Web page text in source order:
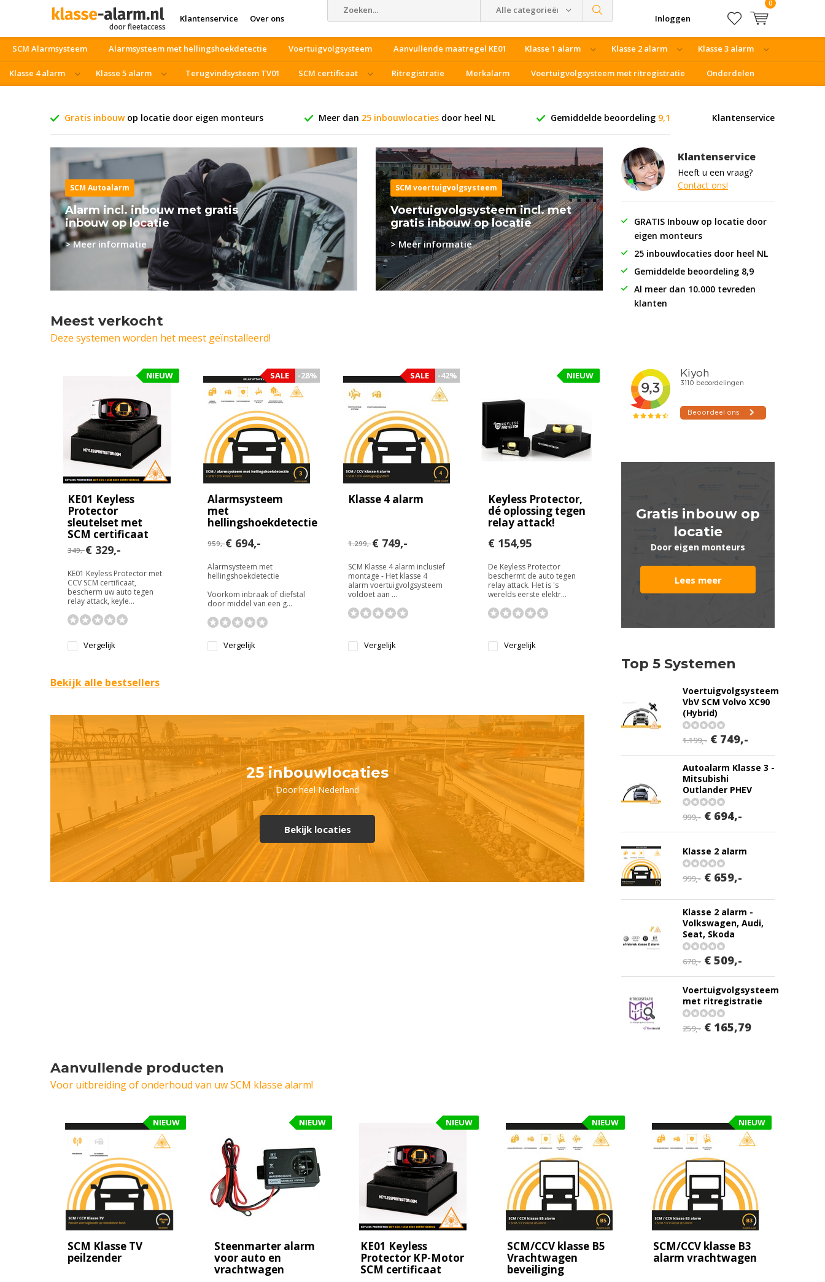
Klantenservice Over ons
Alle categorieën
Inloggen
0
SCM Alarmsysteem Alarmsysteem met hellingshoekdetectie Voertuigvolgsysteem Aanvullende maatregel KE01 Klasse 1 alarm Klasse 2 alarm Klasse 3 alarm
Klasse 4 alarm Klasse 5 alarm Terugvindsysteem TV01 SCM certificaat Ritregistratie Merkalarm Voertuigvolgsysteem met ritregistratie Onderdelen
Gratis inbouwop locatie door eigen monteurs Meer dan 25 inbouwlocaties door heel NL Gemiddelde beoordeling 9,1 Klantenservice
SCM Autoalarm
Alarm incl. inbouw met gratis
inbouw op locatie
> Meer informatie
SCM voertuigvolgsysteem
Voertuigvolgsysteem incl. met
gratis inbouw op locatie
> Meer informatie
Meest verkocht
Deze systemen worden het meest geïnstalleerd!
KE01 Keyless
Protector
sleutelset met
SCM certificaat
NIEUW
349,-€ 329,-
KE01 Keyless Protector met
CCV SCM certificaat,
bescherm uw auto tegen
relay attack, keyle...
Vergelijk
Alarmsysteem
met
hellingshoekdetectie
-28%
SALE
959,-€ 694,-
Alarmsysteem met
hellingshoekdetectie
Voorkom inbraak of diefstal
door middel van een g...
Vergelijk
Klasse 4 alarm
-42%
SALE
1.299,-€ 749,-
SCM Klasse 4 alarm inclusief
montage - Het klasse 4
alarm voertuigvolgsysteem
voldoet aan ...
Vergelijk
Keyless Protector,
dé oplossing tegen
relay attack!
NIEUW
€ 154,95
De Keyless Protector
beschermt de auto tegen
relay attack. Het is 's
werelds eerste elektr...
Vergelijk
Bekijk alle bestsellers
25 inbouwlocaties
Door heel Nederland
Bekijk locaties
Klantenservice
Heeft u een vraag?
Contact ons!
GRATIS Inbouw op locatie door
eigen monteurs
25 inbouwlocaties door heel NL
Gemiddelde beoordeling 8,9
Al meer dan 10.000 tevreden
klanten
Gratis inbouw op
locatie
Door eigen monteurs
Lees meer
Top 5 Systemen
Voertuigvolgsysteem
VbV SCM Volvo XC90
(Hybrid)
1.199,- € 749,-
Autoalarm Klasse 3 -
Mitsubishi
Outlander PHEV
999,- € 694,-
Klasse 2 alarm
999,- € 659,-
Klasse 2 alarm -
Volkswagen, Audi,
Seat, Skoda
670,- € 509,-
Voertuigvolgsysteem
met ritregistratie
259,- € 165,79
Aanvullende producten
Voor uitbreiding of onderhoud van uw SCM klasse alarm!
SCM Klasse TV
peilzender
NIEUW
Steenmarter alarm
voor auto en
vrachtwagen
NIEUW
KE01 Keyless
Protector KP-Motor
SCM certificaat
NIEUW
SCM/CCV klasse B5
Vrachtwagen
beveiliging
NIEUW
SCM/CCV klasse B3
alarm vrachtwagen
NIEUW